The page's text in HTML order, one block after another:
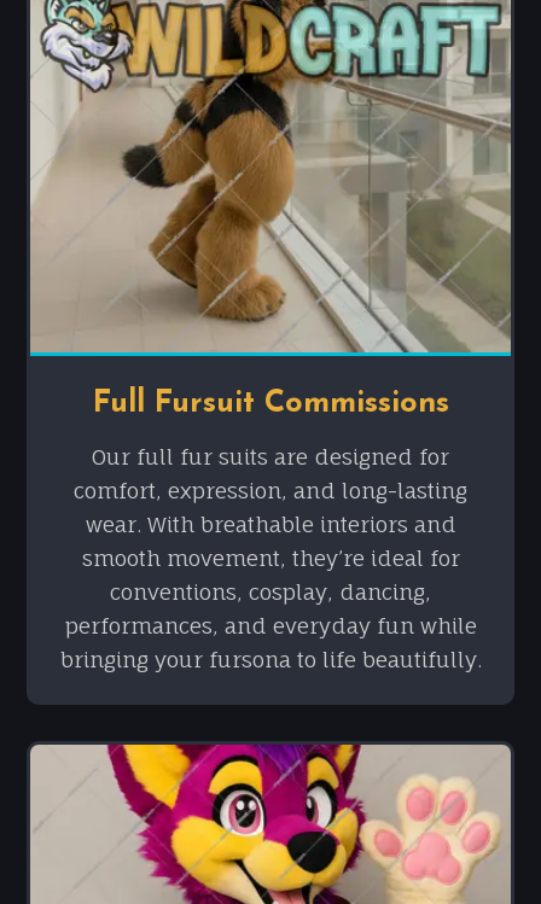
Full Fursuit Commissions
Our full fur suits are designed for
comfort, expression, and long-lasting
wear. With breathable interiors and
smooth movement, they’re ideal for
conventions, cosplay, dancing,
performances, and everyday fun while
bringing your fursona to life beautifully.